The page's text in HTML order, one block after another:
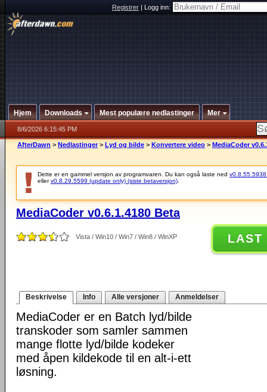
Registrer|Logg inn:
Hjem Downloads Mest populære nedlastinger Mer
8/6/2026 6:15:45 PM
AfterDawn > Nedlastinger > Lyd og bilde > Konvertere video > MediaCoder
Dette er en gammel versjon av programvaren. Du kan også laste ned v0.8.55.5938
ellerv0.8.29.5599 (update only) (siste betaversjon)
MediaCoder v0.6.1.4180 Beta
Vista / Win10 / Win7 / Win8 / WinXP LAST
Beskrivelse Info Alle versjoner Anmeldelser
MediaCoder er en Batch lyd/bilde
transkoder som samler sammen
mange flotte lyd/bilde kodeker
med åpen kildekode til en alt-i-ett
løsning.